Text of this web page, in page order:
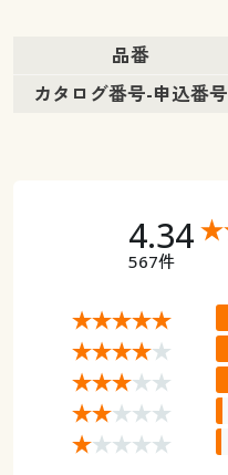
品番
カタログ番号-申込番号
4.34
567件